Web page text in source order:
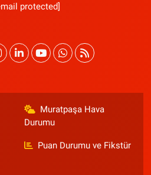
protected]
Muratpaşa Hava
Durumu
Puan Durumu ve Fikstür